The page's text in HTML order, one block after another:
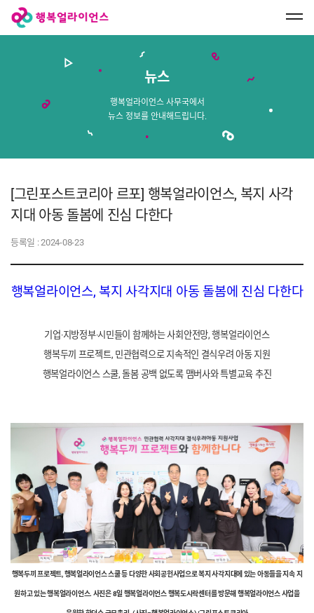
행
복
언
스
뉴스
행복얼라이언스 사무국에서
뉴스 정보를 안내해드립니다.
[그린포스트코리아 르포] 행복얼라이언스, 복지 사각
지대 아동 돌봄에 진심 다한다
등록일 :2024-08-23
행복얼라이언스, 복지 사각지대 아동 돌봄에 진심 다한다
기업·지방정부·시민들이 함께하는 사회안전망, 행복얼라이언스
행복두끼 프로젝트, 민관협력으로 지속적인 결식우려 아동 지원
행복얼라이언스 스쿨, 돌봄 공백 없도록 맴버사와 특별교육 추진
행복두끼 프로젝트, 행복얼라이언스 스쿨 등 다양한 사회공헌사업으로 복지 사각지대에 있는 아동들을 지속 지
원하고 있는 행복얼라이언스. 사진은 8일 행복얼라이언스 행복도시락센터를 방문해 행복얼라이언스 사업을